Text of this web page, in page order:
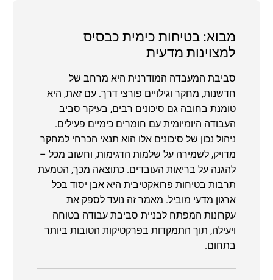
מבוא: בטיחות כימית כבסיס
למצוינות מדעית
סביבת המעבדה המודרנית היא מרחב של
חדשנות, מחקר וגילויים פורצי דרך. עם זאת, היא
טומנת בחובה גם סיכונים רבים, בעיקר סביב
העבודה היומיומית עם חומרים כימיים פעילים.
ניהול נכון של סיכונים אלו הוא תנאי הכרחי למחקר
מדויק, לשמירה על שלמות הדגימות, וחשוב מכל –
להגנה על בריאות העובדים. כתוצאה מכך, הטמעת
תרבות בטיחות פרואקטיבית היא אבן יסוד בכל
ארגון מדעי מוביל. מאמר זה נועד לספק את
עקרונות המפתח לבניית סביבת עבודה בטוחה
ויעילה, תוך התמקדות בפרקטיקות הטובות ביותר
בתחום.